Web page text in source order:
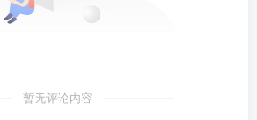
暂无评论内容